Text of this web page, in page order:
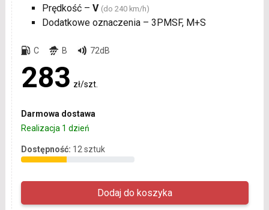
Prędkość – V (do 240 km/h)
Dodatkowe oznaczenia – 3PMSF, M+S
C B 72dB
283 zł/szt.
Darmowa dostawa
Realizacja 1 dzień
Dostępność: 12 sztuk